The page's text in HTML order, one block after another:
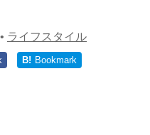
• ライフスタイル
B! Bookmark